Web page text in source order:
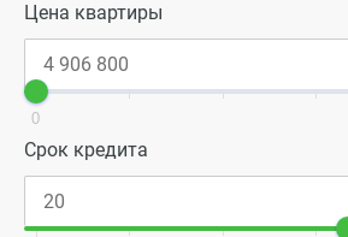
Цена квартиры
0
Срок кредита